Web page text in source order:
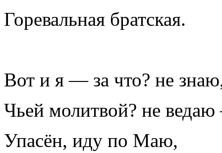
Горевальная братская.
Вот и я — за что? не
Чьей молитвой? не
Упасён, иду по Маю,